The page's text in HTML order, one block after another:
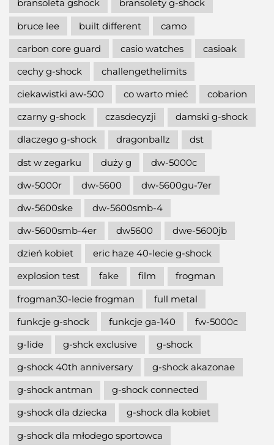
bransoleta gshock
bransolety g-shock
bruce lee
built different
camo
carbon core guard
casio watches
casioak
cechy g-shock
challengethelimits
ciekawistki aw-500
co warto mieć
cobarion
czarny g-shock
czasdecyzji
damski g-shock
dlaczego g-shock
dragonballz
dst
dst w zegarku
duży g
dw-5000c
dw-5000r
dw-5600
dw-5600gu-7er
dw-5600ske
dw-5600smb-4
dw-5600smb-4er
dw5600
dwe-5600jb
dzień kobiet
eric haze 40-lecie g-shock
explosion test
fake film
frogman
frogman30-lecie frogman
full metal
funkcje g-shock
funkcje ga-140
fw-5000c
g-lide
g-shck exclusive
g-shock
g-shock 40th anniversary
g-shock akazonae
g-shock antman
g-shock connected
g-shock dla dziecka
g-shock dla kobiet
g-shock dla młodego sportowca